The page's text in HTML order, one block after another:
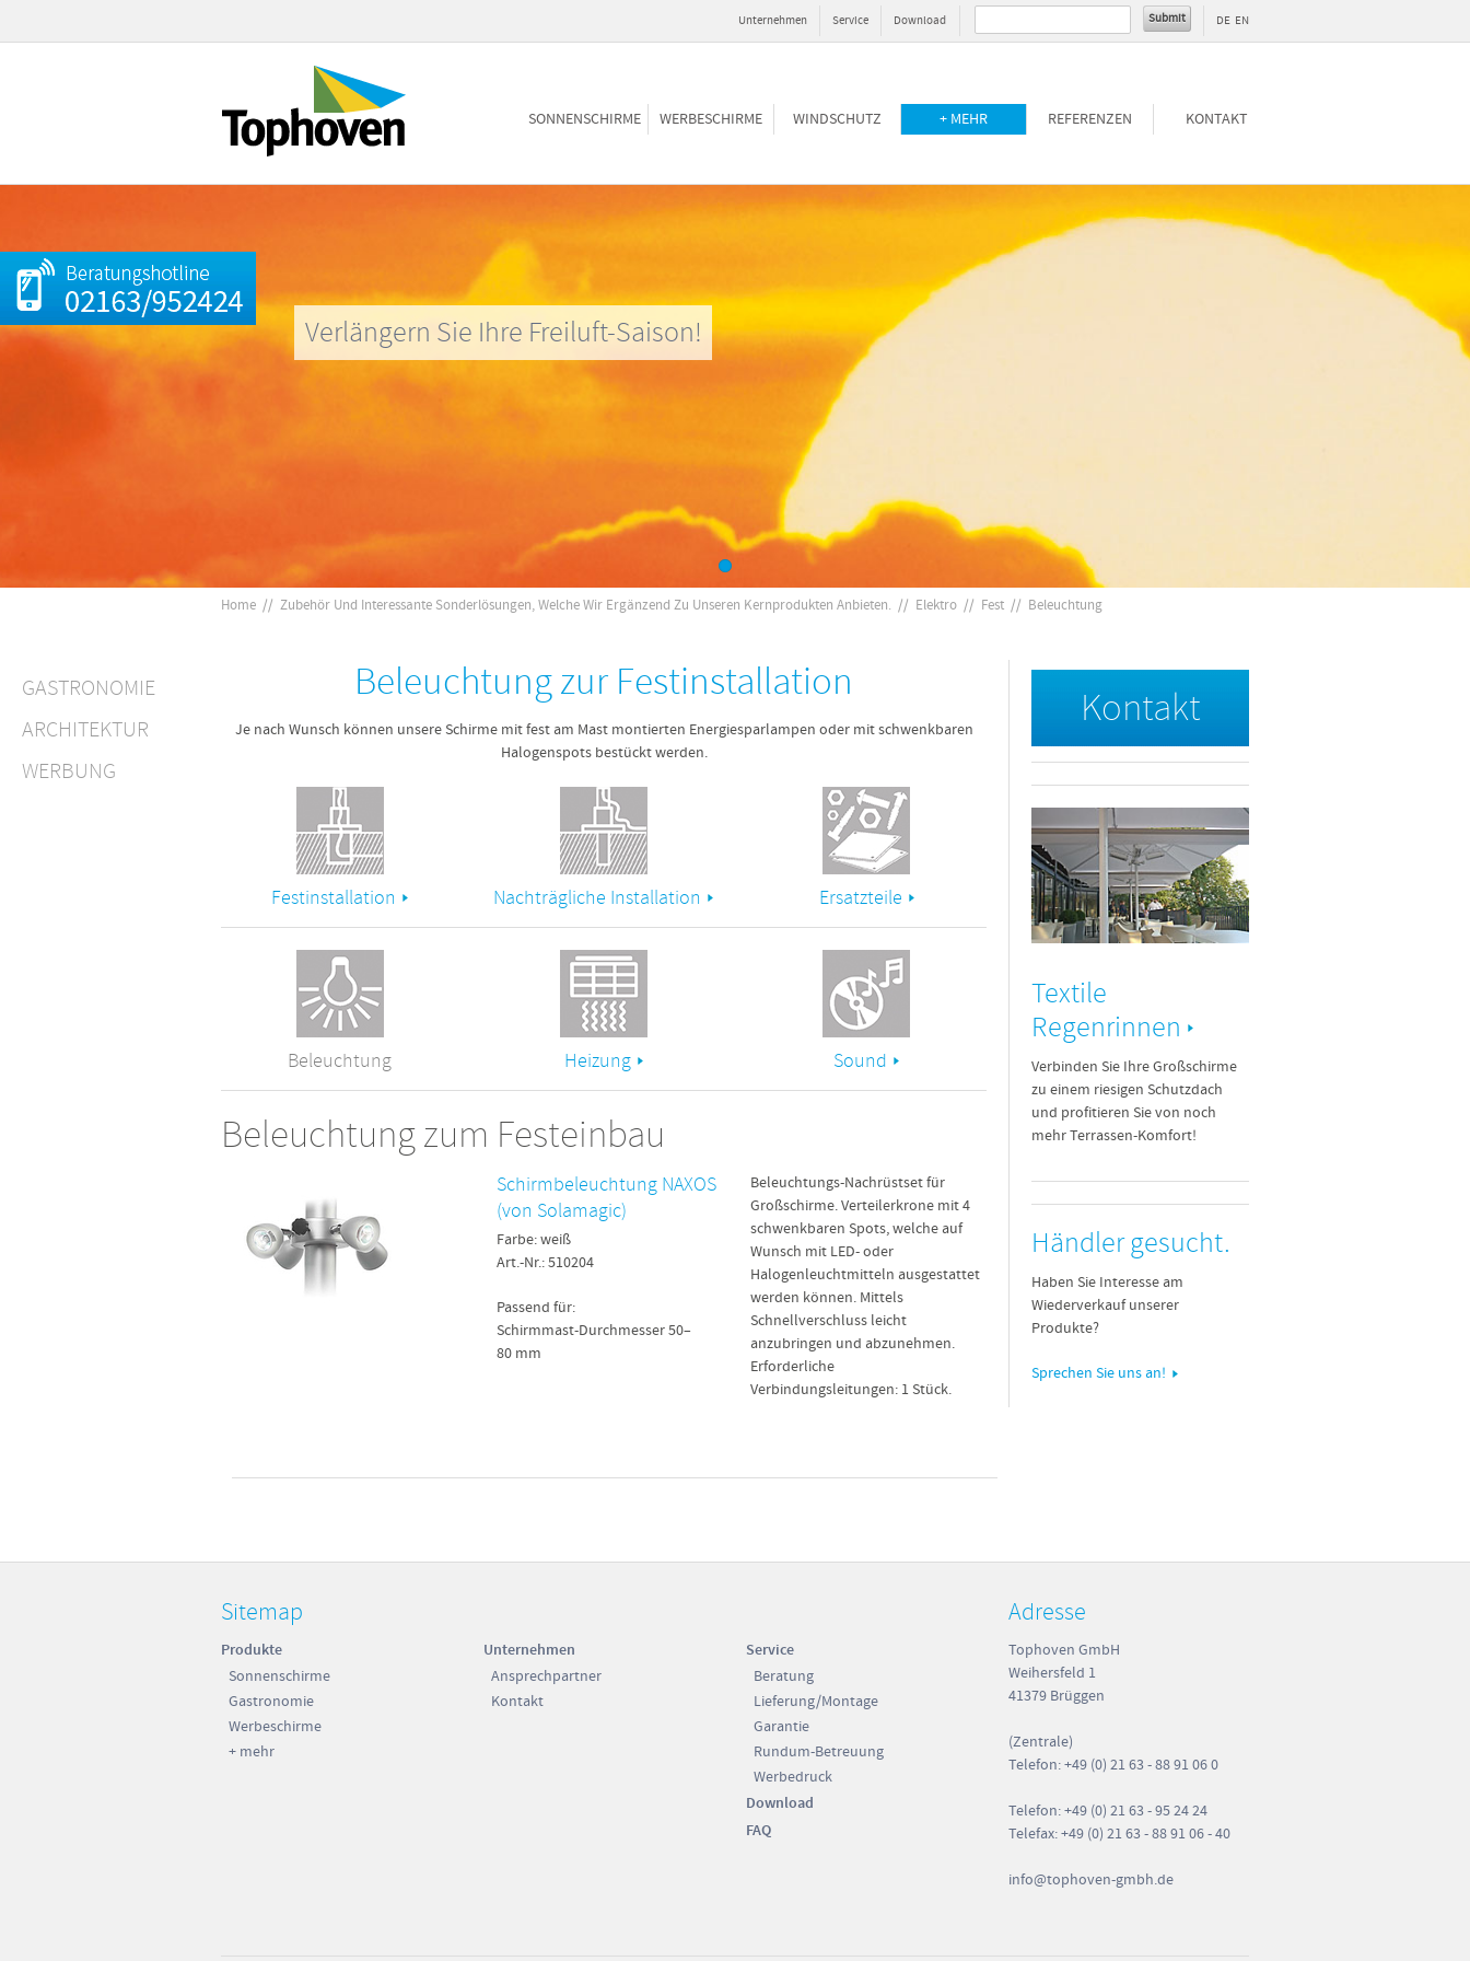
Unternehmen Service Download DE EN
SONNENSCHIRME WERBESCHIRME WINDSCHUTZ + MEHR REFERENZEN KONTAKT
Verlängern Sie Ihre Freiluft-Saison!
GASTRONOMIE
ARCHITEKTUR
WERBUNG
Home // Zubehör Und Interessante Sonderlösungen, Welche Wir Ergänzend Zu Unseren Kernprodukten Anbieten. // Elektro // Fest // Beleuchtung
Beleuchtung zur Festinstallation
Je nach Wunsch können unsere Schirme mit fest am Mast montierten Energiesparlampen oder mit schwenkbaren
Halogenspots bestückt werden.
Festinstallation Nachträgliche Installation Ersatzteile
Beleuchtung Heizung Sound
Beleuchtung zum Festeinbau
Schirmbeleuchtung NAXOS
(von Solamagic)
Farbe: weiß
Art.-Nr.: 510204
Passend für:
Schirmmast-Durchmesser 50–
80 mm
Beleuchtungs-Nachrüstset für
Großschirme. Verteilerkrone mit 4
schwenkbaren Spots, welche auf
Wunsch mit LED- oder
Halogenleuchtmitteln ausgestattet
werden können. Mittels
Schnellverschluss leicht
anzubringen und abzunehmen.
Erforderliche
Verbindungsleitungen: 1 Stück.
Kontakt
Textile
Regenrinnen
Verbinden Sie Ihre Großschirme
zu einem riesigen Schutzdach
und profitieren Sie von noch
mehr Terrassen-Komfort!
Händler gesucht.
Haben Sie Interesse am
Wiederverkauf unserer
Produkte?
Sprechen Sie uns an!
Sitemap
Produkte
Sonnenschirme
Gastronomie
Werbeschirme
+ mehr
Unternehmen
Ansprechpartner
Kontakt
Service
Beratung
Lieferung/Montage
Garantie
Rundum-Betreuung
Werbedruck
Download
FAQ
Adresse
Tophoven GmbH
Weihersfeld 1
41379 Brüggen
(Zentrale)
Telefon: +49 (0) 21 63 - 88 91 06 0
Telefon: +49 (0) 21 63 - 95 24 24
Telefax: +49 (0) 21 63 - 88 91 06 - 40
info@tophoven-gmbh.de